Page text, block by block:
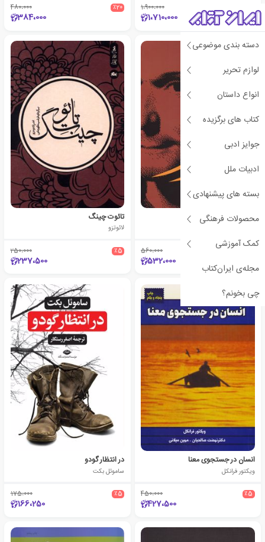
دسته بندی موضوعی
لوازم تحریر
انواع داستان
کتاب های برگزیده
جوایز ادبی
ادبیات ملل
بسته های پیشنهادی
محصولات فرهنگی
کمک آموزشی
مجله‌ی ایران‌کتاب
چی بخونم؟
1،900،000
1،710،000
٪20 480،000
384،000
شهریار
560،000
532،000
تائوت چینگ
لائوتزو
٪5 250،000
237،500
انسان در جستجوی معنا
ویکتور فرانکل
٪5 450،000
427،500
در انتظار گودو
ساموئل بکت
٪5 175،000
166،250